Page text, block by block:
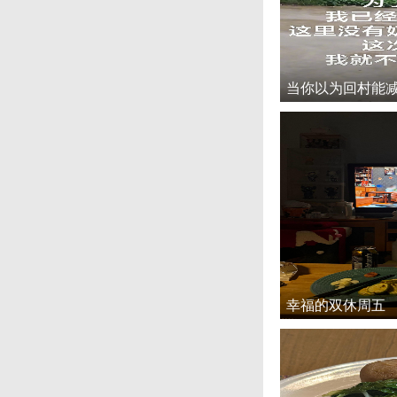
当你以为回村能
幸福的双休周五